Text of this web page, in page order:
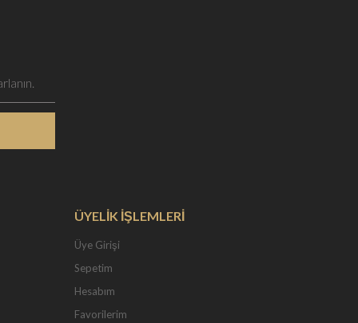
ÜYELİK İŞLEMLERİ
Üye Girişi
Sepetim
Hesabım
Favorilerim